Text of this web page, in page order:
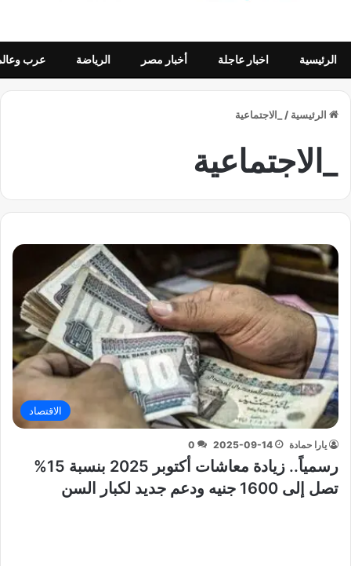
الرئيسية اخبار عاجلة أخبار مصر الرياضة عرب
الرئيسية / _الاجتماعية
_الاجتماعية
الاقتصاد
يارا حمادة 2025-09-14
0
رسمياً.. زيادة معاشات أكتوبر 2025 بنسبة 15%
تصل إلى 1600 جنيه ودعم جديد لكبار السن